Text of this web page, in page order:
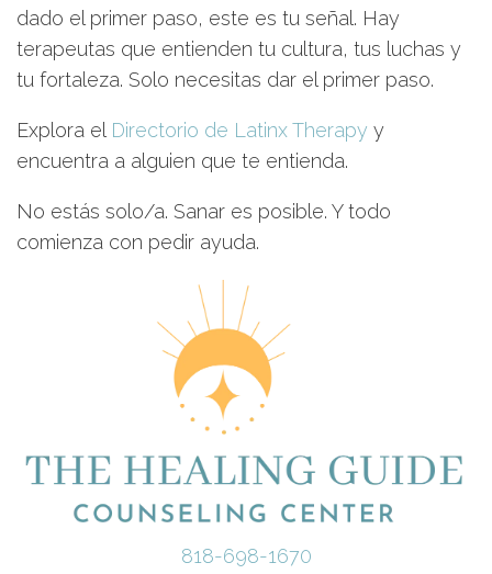
dado el primer paso, este es tu señal. Hay
terapeutas que entienden tu cultura, tus luchas y
tu fortaleza. Solo necesitas dar el primer paso.
Explora el Directorio de Latinx Therapy y
encuentra a alguien que te entienda.
No estás solo/a. Sanar es posible. Y todo
comienza con pedir ayuda.
818-698-1670